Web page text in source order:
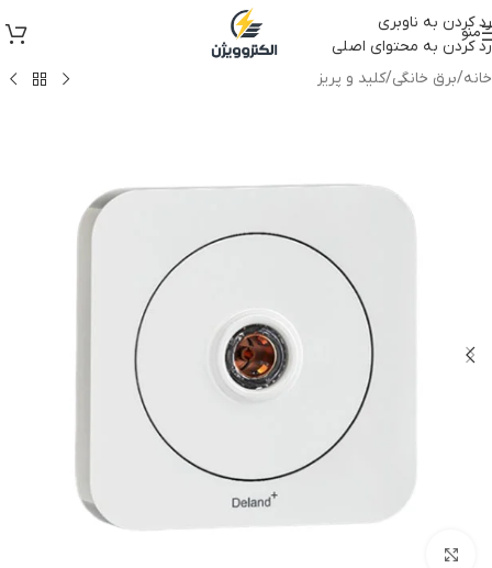
رد کردن به ناوبری
رد کردن به محتوای اصلی
منو
خانه/برق خانگی/کلید و پریز